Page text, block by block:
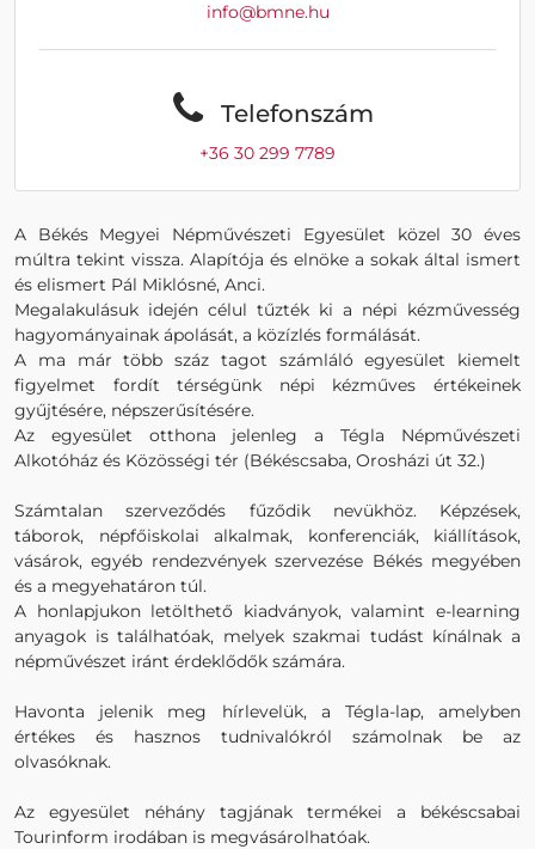
info@bmne.hu
Telefonszám
+36 30 299 7789
A Békés Megyei Népművészeti Egyesület közel 30 éves
múltra tekint vissza. Alapítója és elnöke a sokak által ismert
és elismert Pál Miklósné, Anci.
Megalakulásuk idején célul tűzték ki a népi kézművesség
hagyományainak ápolását, a közízlés formálását.
A ma már több száz tagot számláló egyesület kiemelt
figyelmet fordít térségünk népi kézműves értékeinek
gyűjtésére, népszerűsítésére.
Az egyesület otthona jelenleg a Tégla Népművészeti
Alkotóház és Közösségi tér (Békéscsaba, Orosházi út 32.)
Számtalan szerveződés fűződik nevükhöz. Képzések,
táborok, népfőiskolai alkalmak, konferenciák, kiállítások,
vásárok, egyéb rendezvények szervezése Békés megyében
és a megyehatáron túl.
A honlapjukon letölthető kiadványok, valamint e-learning
anyagok is találhatóak, melyek szakmai tudást kínálnak a
népművészet iránt érdeklődők számára.
Havonta jelenik meg hírlevelük, a Tégla-lap, amelyben
értékes és hasznos tudnivalókról számolnak be az
olvasóknak.
Az egyesület néhány tagjának termékei a békéscsabai
Tourinform irodában is megvásárolhatóak.